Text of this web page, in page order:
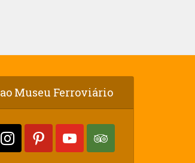
Museu Ferroviário